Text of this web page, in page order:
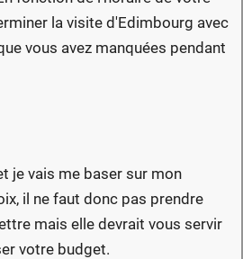
la visite d'Edimbourg avec
vous avez manquées pendant
je vais me baser sur mon
il ne faut donc pas prendre
mais elle devrait vous servir
votre budget.